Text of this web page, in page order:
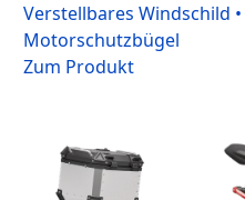
Verstellbares Windschild
Motorschutzbügel
Zum Produkt